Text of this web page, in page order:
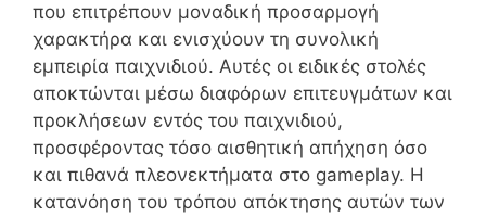
που επιτρέπουν μοναδική προσαρμογή
χαρακτήρα και ενισχύουν τη συνολική
εμπειρία παιχνιδιού. Αυτές οι ειδικές στολές
αποκτώνται μέσω διαφόρων επιτευγμάτων και
προκλήσεων εντός του παιχνιδιού,
προσφέροντας τόσο αισθητική απήχηση όσο
και πιθανά πλεονεκτήματα στο gameplay. Η
κατανόηση του τρόπου απόκτησης αυτών των